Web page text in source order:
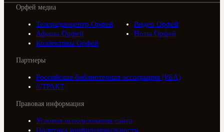
Орфей медиа
Телерадиоцентр Орфей
Видео Орфей
Афиша Орфей
Ноты Орфей
Коллективы Орфей
Партнеры
Российская библиотечная ассоциация (РБА)
///ТРАКТ
Правовая информация
Условия использования сайта
Политика конфиденциальности